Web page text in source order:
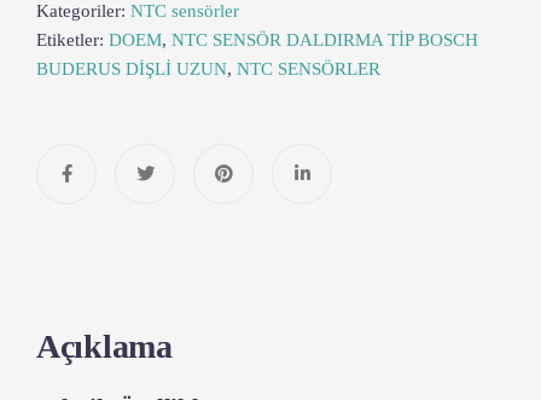
Kategoriler: NTC sensörler
Etiketler: DOEM, NTC SENSÖR DALDIRMA TİP BOSCH
BUDERUS DİŞLİ UZUN, NTC SENSÖRLER
Açıklama